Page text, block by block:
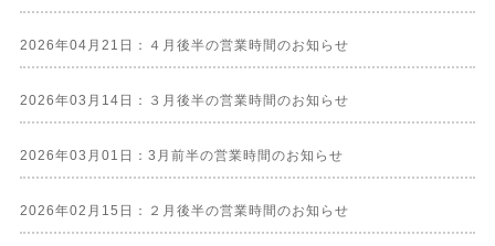
2026年04月21日：４月後半の営業時間のお知らせ
2026年03月14日：３月後半の営業時間のお知らせ
2026年03月01日：3月前半の営業時間のお知らせ
2026年02月15日：２月後半の営業時間のお知らせ